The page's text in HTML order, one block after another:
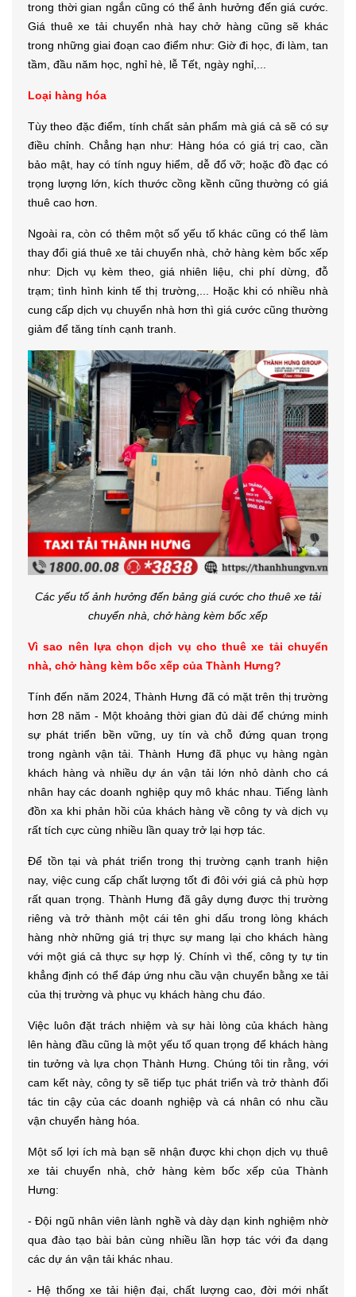
trong thời gian ngắn cũng có thể ảnh hưởng đến giá cước.
Giá thuê xe tải chuyển nhà hay chở hàng cũng sẽ khác
trong những giai đoạn cao điểm như: Giờ đi học, đi làm, tan
tầm, đầu năm học, nghỉ hè, lễ Tết, ngày nghỉ,...
Loại hàng hóa
Tùy theo đặc điểm, tính chất sản phẩm mà giá cả sẽ có sự
điều chỉnh. Chẳng hạn như: Hàng hóa có giá trị cao, cần
bảo mật, hay có tính nguy hiểm, dễ đổ vỡ; hoặc đồ đạc có
trọng lượng lớn, kích thước cồng kềnh cũng thường có giá
thuê cao hơn.
Ngoài ra, còn có thêm một số yếu tố khác cũng có thể làm
thay đổi giá thuê xe tải chuyển nhà, chở hàng kèm bốc xếp
như: Dịch vụ kèm theo, giá nhiên liệu, chi phí dừng, đỗ
trạm; tình hình kinh tế thị trường,... Hoặc khi có nhiều nhà
cung cấp dịch vụ chuyển nhà hơn thì giá cước cũng thường
giảm để tăng tính cạnh tranh.
Các yếu tố ảnh hưởng đến bảng giá cước cho thuê xe tải
chuyển nhà, chở hàng kèm bốc xếp
Vì sao nên lựa chọn dịch vụ cho thuê xe tải chuyển
nhà, chở hàng kèm bốc xếp của Thành Hưng?
Tính đến năm 2024, Thành Hưng đã có mặt trên thị trường
hơn 28 năm - Một khoảng thời gian đủ dài để chứng minh
sự phát triển bền vững, uy tín và chỗ đứng quan trọng
trong ngành vận tải. Thành Hưng đã phục vụ hàng ngàn
khách hàng và nhiều dự án vận tải lớn nhỏ dành cho cá
nhân hay các doanh nghiệp quy mô khác nhau. Tiếng lành
đồn xa khi phản hồi của khách hàng về công ty và dịch vụ
rất tích cực cùng nhiều lần quay trở lại hợp tác.
Để tồn tại và phát triển trong thị trường cạnh tranh hiện
nay, việc cung cấp chất lượng tốt đi đôi với giá cả phù hợp
rất quan trọng. Thành Hưng đã gây dựng được thị trường
riêng và trở thành một cái tên ghi dấu trong lòng khách
hàng nhờ những giá trị thực sự mang lại cho khách hàng
với một giá cả thực sự hợp lý. Chính vì thế, công ty tự tin
khẳng định có thể đáp ứng nhu cầu vận chuyển bằng xe tải
của thị trường và phục vụ khách hàng chu đáo.
Việc luôn đặt trách nhiệm và sự hài lòng của khách hàng
lên hàng đầu cũng là một yếu tố quan trọng để khách hàng
tin tưởng và lựa chọn Thành Hưng. Chúng tôi tin rằng, với
cam kết này, công ty sẽ tiếp tục phát triển và trở thành đối
tác tin cậy của các doanh nghiệp và cá nhân có nhu cầu
vận chuyển hàng hóa.
Một số lợi ích mà bạn sẽ nhận được khi chọn dịch vụ thuê
xe tải chuyển nhà, chở hàng kèm bốc xếp của Thành
Hưng:
- Đội ngũ nhân viên lành nghề và dày dạn kinh nghiệm nhờ
qua đào tạo bài bản cùng nhiều lần hợp tác với đa dạng
các dự án vận tải khác nhau.
- Hệ thống xe tải hiện đại, chất lượng cao, đời mới nhất